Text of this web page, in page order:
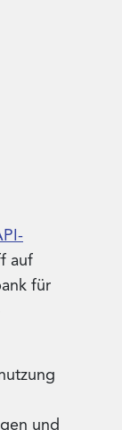
auf
für
und